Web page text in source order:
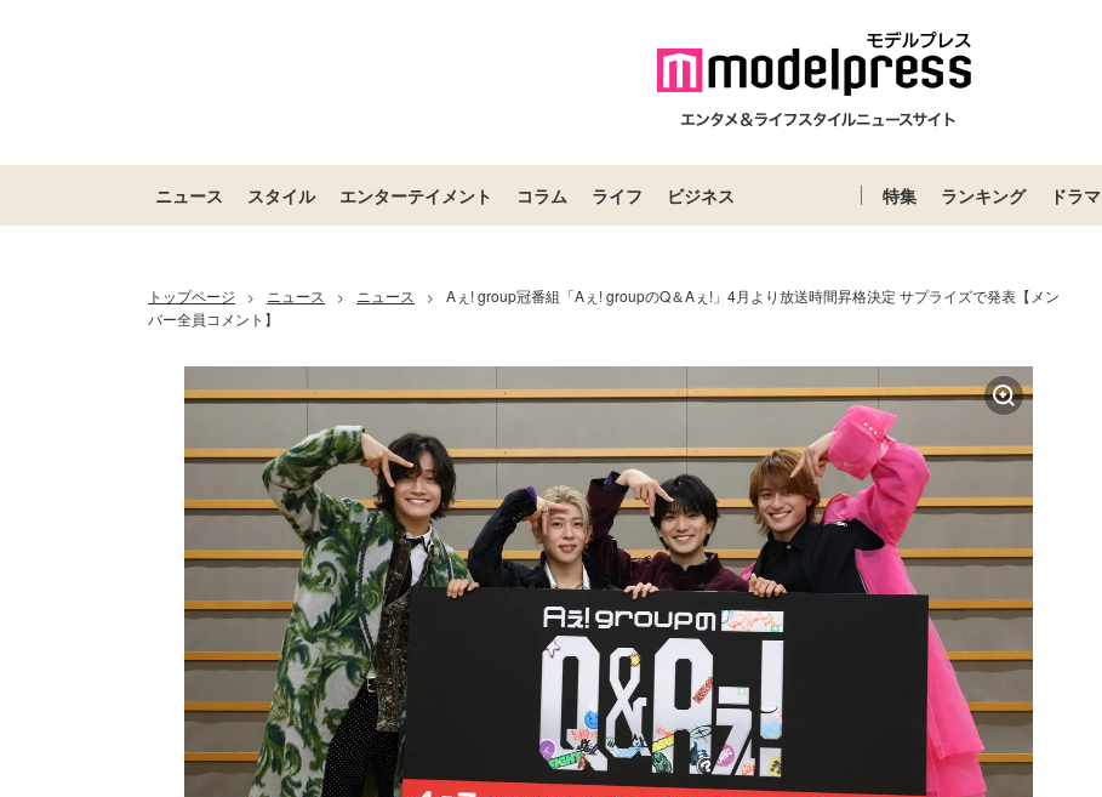
ニュース スタイル エンターテイメント コラム ライフ ビジネス 特集 ランキング ドラマ
トップページ > ニュース > ニュース >
Aぇ! group冠番組「Aぇ! groupのQ＆Aぇ!」4月より放送時間昇格決定 サプライズで発表【メン
バー全員コメント】